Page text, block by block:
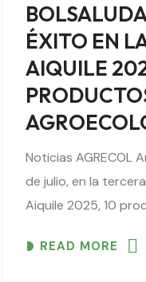
ÉXITO EN
AIQUILE
Noticias AGRECOL
de julio, en la
Aiquile 2025, 10
llevando al público
READ MORE